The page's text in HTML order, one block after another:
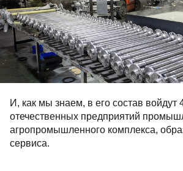
И, как мы знаем, в его состав войдут
отечественных предприятий
агропромышленного комплекса,
сервиса.